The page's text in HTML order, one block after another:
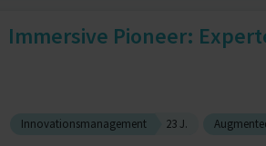
Immersive Pioneer:
Innovationsmanagement 23 J.